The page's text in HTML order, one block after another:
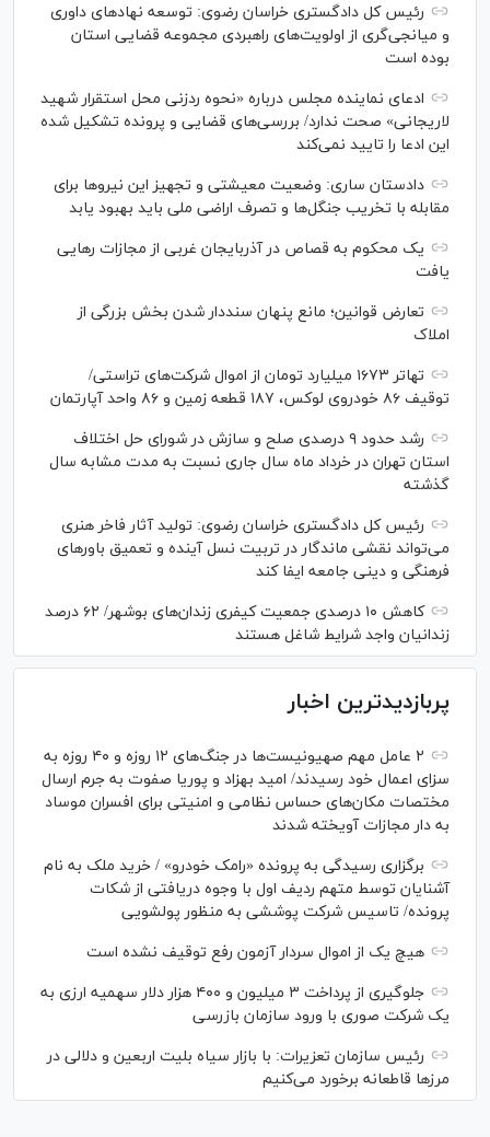
رئیس کل دادگستری خراسان رضوی: توسعه نهاد‌های داوری
و میانجی‌گری از اولویت‌های راهبردی مجموعه قضایی استان
بوده است
ادعای نماینده مجلس درباره «نحوه ردزنی محل استقرار شهید
لاریجانی» صحت ندارد/ بررسی‌های قضایی و پرونده تشکیل شده
این ادعا را تایید نمی‌کند
دادستان ساری: وضعیت معیشتی و تجهیز این نیرو‌ها برای
مقابله با تخریب جنگل‌ها و تصرف اراضی ملی باید بهبود یابد
یک محکوم به قصاص در آذربایجان‌ غربی از مجازات رهایی
یافت
تعارض قوانین؛ مانع پنهان سنددار شدن بخش بزرگی از
املاک
تهاتر ۱۶۷۳ میلیارد تومان از اموال شرکت‌های تراستی/
توقیف ۸۶ خودروی لوکس، ۱۸۷ قطعه زمین و ۸۶ واحد آپارتمان
رشد حدود ۹ درصدی صلح و سازش در شورای حل اختلاف
استان تهران در خرداد ماه سال جاری نسبت به مدت مشابه سال
گذشته
رئیس کل دادگستری خراسان رضوی: تولید آثار فاخر هنری
می‌تواند نقشی ماندگار در تربیت نسل آینده و تعمیق باور‌های
فرهنگی و دینی جامعه ایفا کند
کاهش ۱۰ درصدی جمعیت کیفری زندان‌های بوشهر/ ۶۲ درصد
زندانیان واجد شرایط شاغل هستند
پربازدیدترین اخبار
۲ عامل مهم صهیونیست‌ها در جنگ‌های ۱۲ روزه و ۴۰ روزه به
سزای اعمال خود رسیدند/ امید بهزاد و پوریا صفوت به جرم ارسال
مختصات مکان‌های حساس نظامی و امنیتی برای افسران موساد
به دار مجازات آویخته شدند
برگزاری رسیدگی به پرونده «رامک خودرو» / خرید ملک به نام
آشنایان توسط متهم ردیف اول با وجوه دریافتی از شکات
پرونده/ تاسیس شرکت پوششی به منظور پولشویی
هیچ یک از اموال سردار آزمون رفع توقیف نشده است
جلوگیری از پرداخت ۳ میلیون و ۴۰۰ هزار دلار سهمیه ارزی به
یک شرکت صوری با ورود سازمان بازرسی
رئیس سازمان تعزیرات: با بازار سیاه بلیت اربعین و دلالی در
مرز‌ها قاطعانه برخورد می‌کنیم